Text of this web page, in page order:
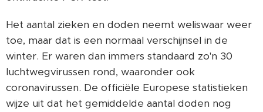
Het aantal zieken en doden neemt weliswaar weer
toe, maar dat is een normaal verschijnsel in de
winter. Er waren dan immers standaard zo'n 30
luchtwegvirussen rond, waaronder ook
coronavirussen. De officiële Europese statistieken
wijze uit dat het gemiddelde aantal doden nog